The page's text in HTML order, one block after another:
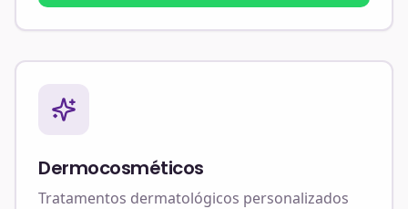
Dermocosméticos
Tratamentos dermatológicos personalizados